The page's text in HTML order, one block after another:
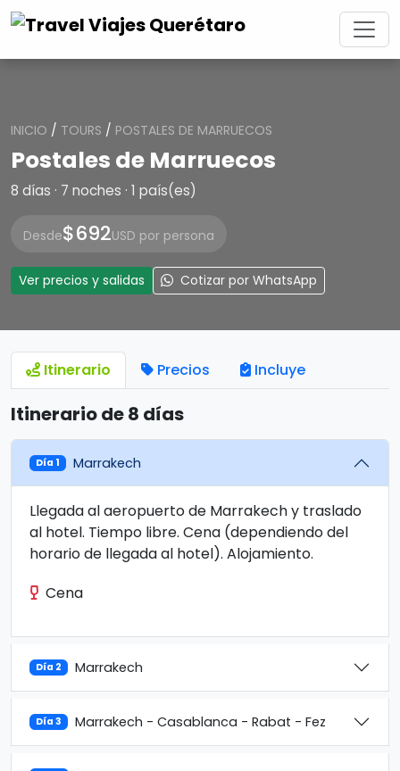
INICIO / TOURS / POSTALES DE MARRUECOS
Postales de Marruecos
8 días · 7 noches · 1 país(es)
Desde$692USD por persona
Ver precios y salidas Cotizar por WhatsApp
Itinerario Precios Incluye
Itinerario de 8 días
Día 1 Marrakech
Llegada al aeropuerto de Marrakech y traslado
al hotel. Tiempo libre. Cena (dependiendo del
horario de llegada al hotel). Alojamiento.
Cena
Día 2 Marrakech
Día 3 Marrakech - Casablanca - Rabat - Fez